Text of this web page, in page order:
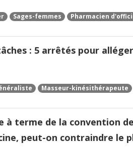
Sages-femmes Pharmacien
: 5 arrêtés pour
Masseur-kinésithérapeute
à terme de la convention
peut-on contraindre le